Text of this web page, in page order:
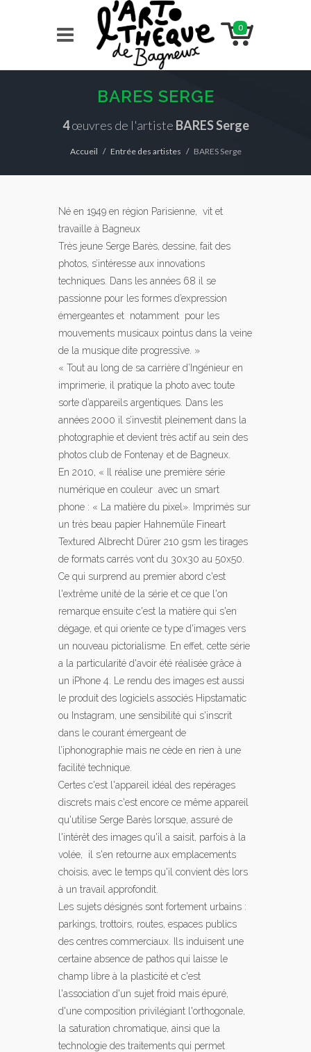
0
BARES SERGE
4œuvres de l'artiste BARES Serge
Accueil Entrée des artistes BARES Serge
Né en 1949 en région Parisienne, vit et
travaille à Bagneux
Très jeune Serge Barès, dessine, fait des
photos, s’intéresse aux innovations
techniques. Dans les années 68 il se
passionne pour les formes d’expression
émergeantes et notamment pour les
mouvements musicaux pointus dans la veine
de la musique dite progressive. »
« Tout au long de sa carrière d’Ingénieur en
imprimerie, il pratique la photo avec toute
sorte d’appareils argentiques. Dans les
années 2000 il s’investit pleinement dans la
photographie et devient très actif au sein des
photos club de Fontenay et de Bagneux.
En 2010, « Il réalise une première série
numérique en couleur avec un smart
phone : « La matière du pixel». Imprimés sur
un très beau papier Hahnemüle Fineart
Textured Albrecht Dürer 210 gsm les tirages
de formats carrés vont du 30x30 au 50x50.
Ce qui surprend au premier abord c'est
l'extrême unité de la série et ce que l'on
remarque ensuite c'est la matière qui s'en
dégage, et qui oriente ce type d'images vers
un nouveau pictorialisme. En effet, cette série
a la particularité d'avoir été réalisée grâce à
un iPhone 4. Le rendu des images est aussi
le produit des logiciels associés Hipstamatic
ou Instagram, une sensibilité qui s'inscrit
dans le courant émergeant de
l’iphonographie mais ne cède en rien à une
facilité technique.
Certes c'est l'appareil idéal des repérages
discrets mais c'est encore ce même appareil
qu'utilise Serge Barès lorsque, assuré de
l'intérêt des images qu'il a saisit, parfois à la
volée, il s'en retourne aux emplacements
choisis, avec le temps qu'il convient dès lors
à un travail approfondit.
Les sujets désignés sont fortement urbains :
parkings, trottoirs, routes, espaces publics
des centres commerciaux. Ils induisent une
certaine absence de pathos qui laisse le
champ libre à la plasticité et c'est
l'association d'un sujet froid mais épuré,
d'une composition privilégiant l'orthogonale,
la saturation chromatique, ainsi que la
technologie des traitements qui permet